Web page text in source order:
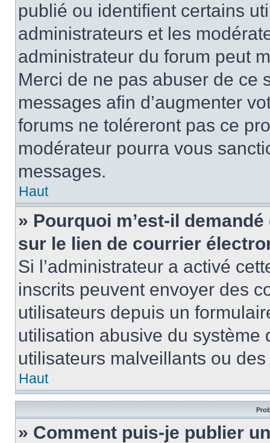
publié ou identifient certains
administrateurs et les
administrateur du forum peut
Merci de ne pas abuser de ce
messages afin d’augmenter
forums ne toléreront pas ce
modérateur pourra vous
messages.
Haut
» Pourquoi m’est-il
sur le lien de courrier
Si l’administrateur a activé
inscrits peuvent envoyer des
utilisateurs depuis un
utilisation abusive du
utilisateurs malveillants ou
Haut
» Comment puis-je publier